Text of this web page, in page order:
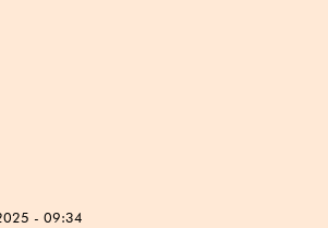
- 09:34